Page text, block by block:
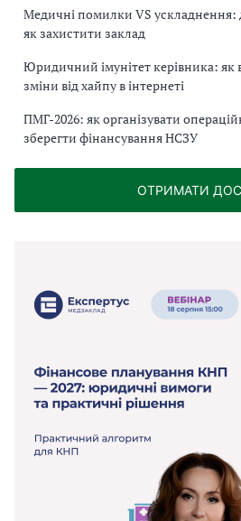
Медичні помилки VS
як захистити заклад
Юридичний імунітет керівника: як
зміни від хайпу в інтернеті
ПМГ-2026: як організувати
зберегти фінансування НСЗУ
ОТРИМАТИ